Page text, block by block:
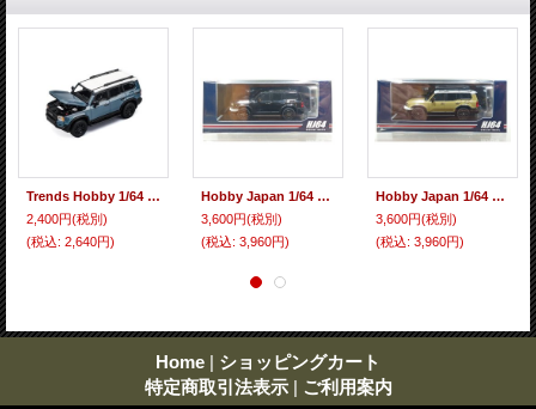
Trends Hobby 1/64 Toyota Land Cruiser 250 Blue
2,400円(税別)
(税込: 2,640円)
Hobby Japan 1/64 Toyota Land Cruiser 250 VX Gasoline Engine (RHD) Black
3,600円(税別)
(税込: 3,960円)
Hobby Japan 1/64 Toyota Land Cruiser 250 ZX FIRST EDITION (RHD) Sand
3,600円(税別)
(税込: 3,960円)
Home | ショッピングカート
特定商取引法表示 | ご利用案内